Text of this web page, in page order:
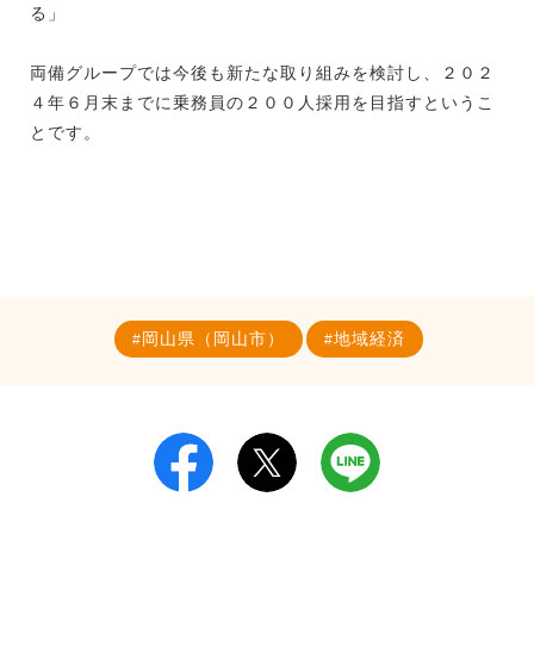
る」
両備グループでは今後も新たな取り組みを検討し、２０２
４年６月末までに乗務員の２００人採用を目指すというこ
とです。
岡山県（岡山市） 地域経済